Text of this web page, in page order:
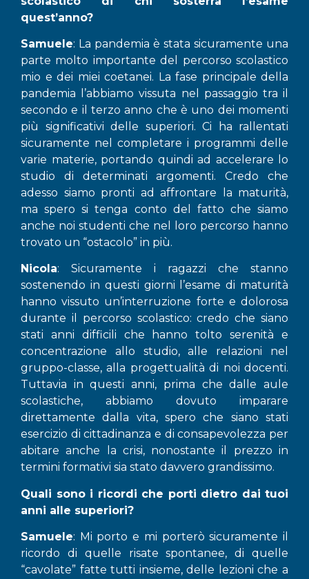
quest’anno?
Samuele: La pandemia è stata sicuramente una
parte molto importante del percorso scolastico
mio e dei miei coetanei. La fase principale della
pandemia l’abbiamo vissuta nel passaggio tra il
secondo e il terzo anno che è uno dei momenti
più significativi delle superiori. Ci ha rallentati
sicuramente nel completare i programmi delle
varie materie, portando quindi ad accelerare lo
studio di determinati argomenti. Credo che
adesso siamo pronti ad affrontare la maturità,
ma spero si tenga conto del fatto che siamo
anche noi studenti che nel loro percorso hanno
trovato un “ostacolo” in più.
Nicola: Sicuramente i ragazzi che stanno
sostenendo in questi giorni l’esame di maturità
hanno vissuto un’interruzione forte e dolorosa
durante il percorso scolastico: credo che siano
stati anni difficili che hanno tolto serenità e
concentrazione allo studio, alle relazioni nel
gruppo-classe, alla progettualità di noi docenti.
Tuttavia in questi anni, prima che dalle aule
scolastiche, abbiamo dovuto imparare
direttamente dalla vita, spero che siano stati
esercizio di cittadinanza e di consapevolezza per
abitare anche la crisi, nonostante il prezzo in
termini formativi sia stato davvero grandissimo.
Quali sono i ricordi che porti dietro dai tuoi
anni alle superiori?
Samuele: Mi porto e mi porterò sicuramente il
ricordo di quelle risate spontanee, di quelle
“cavolate” fatte tutti insieme, delle lezioni che a